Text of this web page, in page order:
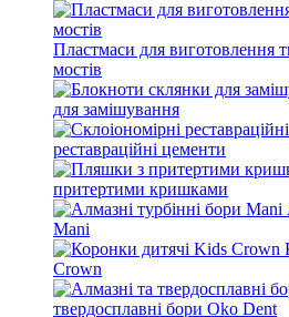
Пластмаси для виготовлення
мостів
для замішування
реставраційні цементи
притертими кришками
Mani
Crown
твердосплавні бори Oko Dent